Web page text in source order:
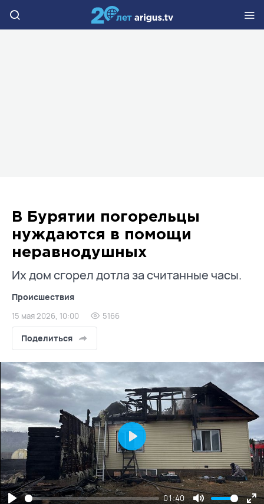
В Бурятии погорельцы
нуждаются в помощи
неравнодушных
Их дом сгорел дотла за считанные часы.
Происшествия
15 мая 2026, 10:00 5166
Поделиться
01:40
Play